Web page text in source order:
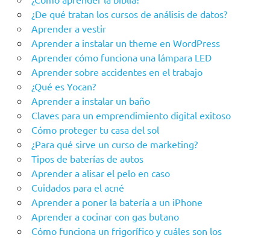
¿De qué tratan los cursos de análisis de datos?
Aprender a vestir
Aprender a instalar un theme en WordPress
Aprender cómo funciona una lámpara LED
Aprender sobre accidentes en el trabajo
¿Qué es Yocan?
Aprender a instalar un baño
Claves para un emprendimiento digital exitoso
Cómo proteger tu casa del sol
¿Para qué sirve un curso de marketing?
Tipos de baterías de autos
Aprender a alisar el pelo en caso
Cuidados para el acné
Aprender a poner la batería a un iPhone
Aprender a cocinar con gas butano
Cómo funciona un frigorífico y cuáles son los